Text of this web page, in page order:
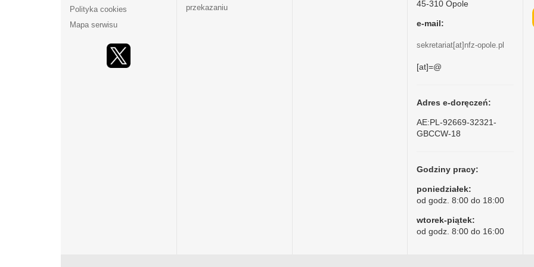
Polityka cookies
Mapa serwisu
przekazaniu
45-310 Opole
e-mail:
sekretariat[at]nfz-opole.pl
[at]=@
Adres e-doręczeń:
AE:PL-92669-32321-
GBCCW-18
Godziny pracy:
poniedziałek:
od godz. 8:00 do 18:00
wtorek-piątek:
od godz. 8:00 do 16:00